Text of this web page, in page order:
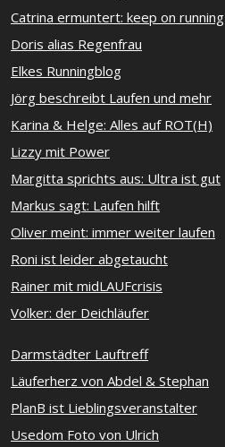
Catrina ermuntert: keep on running
Doris alias Regenfrau
Elkes Runningblog
Jörg beschreibt Laufen und mehr
Karina & Helge: Alles auf ROT(H)
Lizzy mit Power
Margitta sprichts aus: Ultra ist gut
Markus sagt: Laufen hilft
Oliver meint: immer weiter laufen
Roni ist leider abgetaucht
Rainer mit midLAUFcrisis
Volker: der Deichläufer
Darmstädter Lauftreff
Läuferherz von Abdel & Stephan
PlanB ist Lieblingsveranstalter
Usedom Foto von Ulrich